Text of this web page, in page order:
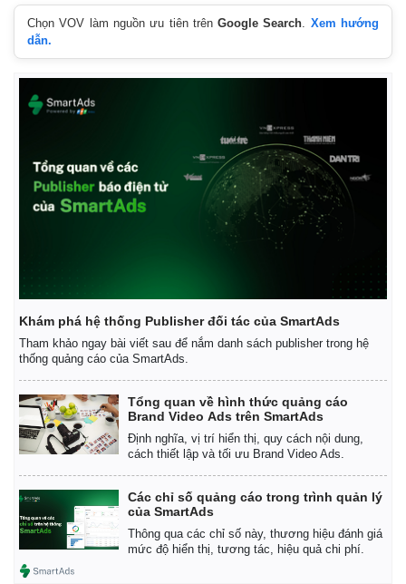
Thế giới
Hồ sơ
Infographic
Chọn VOV làm nguồn ưu tiên trênGoogle Search. Xem hướng
dẫn.
Khám phá hệ thống Publisher đối tác của SmartAds
Tham khảo ngay bài viết sau để nắm danh sách publisher trong hệ
thống quảng cáo của SmartAds.
Tổng quan về hình thức quảng cáo
Brand Video Ads trên SmartAds
Định nghĩa, vị trí hiển thị, quy cách nội dung,
cách thiết lập và tối ưu Brand Video Ads.
Các chỉ số quảng cáo trong trình quản lý
của SmartAds
Thông qua các chỉ số này, thương hiệu đánh giá
mức độ hiển thị, tương tác, hiệu quả chi phí.